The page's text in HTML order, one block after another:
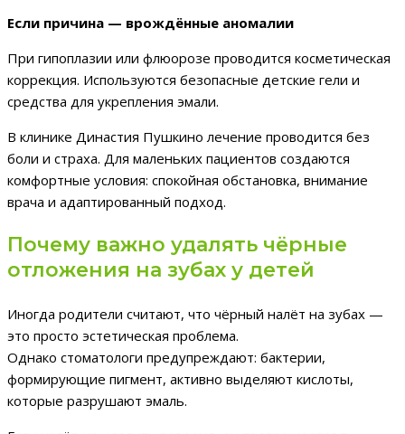
Если причина — врождённые аномалии
При гипоплазии или флюорозе проводится косметическая
коррекция. Используются безопасные детские гели и
средства для укрепления эмали.
В клинике Династия Пушкино лечение проводится без
боли и страха. Для маленьких пациентов создаются
комфортные условия: спокойная обстановка, внимание
врача и адаптированный подход.
Почему важно удалять чёрные
отложения на зубах у детей
Иногда родители считают, что чёрный налёт на зубах —
это просто эстетическая проблема.
Однако стоматологи предупреждают: бактерии,
формирующие пигмент, активно выделяют кислоты,
которые разрушают эмаль.